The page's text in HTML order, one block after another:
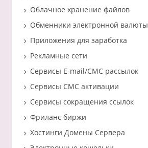
Облачное хранение файлов
Обменники электронной валюты
Приложения для заработка
Рекламные сети
Сервисы E-mail/СМС рассылок
Сервисы СМС активации
Сервисы сокращения ссылок
Фриланс биржи
Хостинги Домены Сервера